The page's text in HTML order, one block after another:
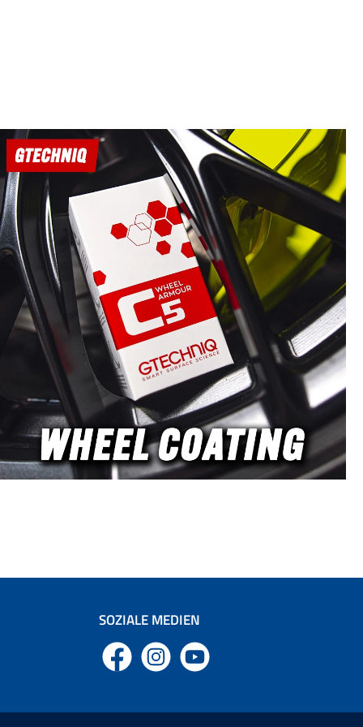
SOZIALE MEDIEN
Facebook Instagram YouTube